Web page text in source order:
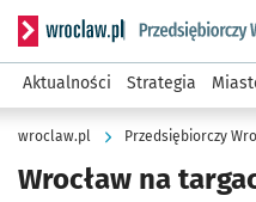
Serwis informacyjny
Aktualności Strategia
wroclaw.pl Przedsiębiorczy
Wrocław na